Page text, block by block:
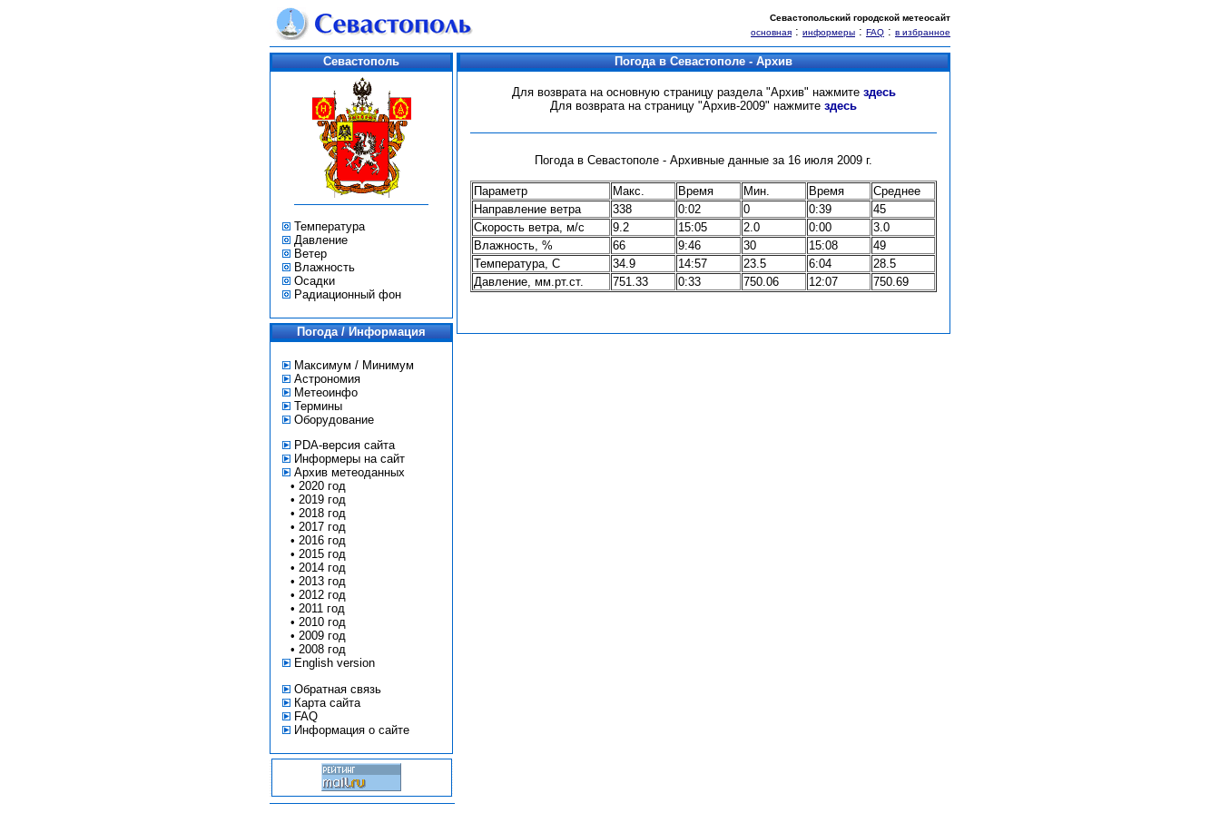
Севастопольский городской метеосайт
основная : информеры : FAQ : в избранное
Севастополь
Температура
Давление
Ветер
Влажность
Осадки
Радиационный фон
Погода / Информация
Максимум / Минимум
Астрономия
Метеоинфо
Термины
Оборудование
PDA-версия сайта
Информеры на сайт
Архив метеоданных
• 2020 год
• 2019 год
• 2018 год
• 2017 год
• 2016 год
• 2015 год
• 2014 год
• 2013 год
• 2012 год
• 2011 год
• 2010 год
• 2009 год
• 2008 год
English version
Обратная связь
Карта сайта
FAQ
Информация о сайте
Погода в Севастополе - Архив
Для возврата на основную страницу раздела "Архив" нажмите здесь
Для возврата на страницу "Архив-2009" нажмите здесь
Погода в Севастополе - Архивные данные за 16 июля 2009 г.
Параметр Макс. Время Мин. Время
Среднее
Направление ветра
338 0:02 0 0:39
45
Скорость ветра, м/с
9.2 15:05 2.0 0:00
3.0
Влажность, %
66 9:46 30 15:08
49
Температура, С
34.9 14:57 23.5 6:04
28.5
Давление, мм.рт.ст.
751.33 0:33 750.06 12:07 750.69